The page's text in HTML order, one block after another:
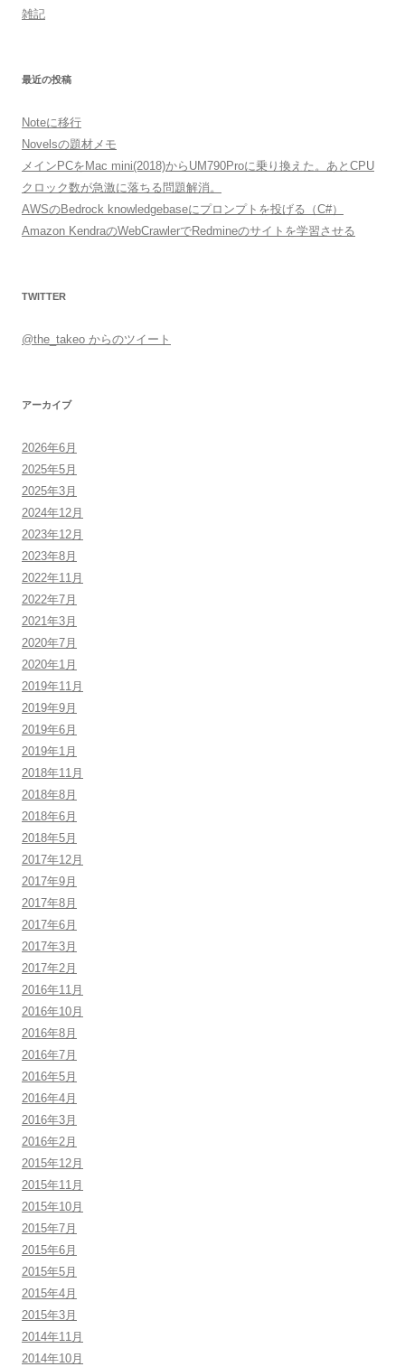
雑記
最近の投稿
Noteに移行
Novelsの題材メモ
メインPCをMac mini(2018)からUM790Proに乗り換えた。あとCPU
クロック数が急激に落ちる問題解消。
AWSのBedrock knowledgebaseにプロンプトを投げる（C#）
Amazon KendraのWebCrawlerでRedmineのサイトを学習させる
TWITTER
@the_takeo からのツイート
アーカイブ
2026年6月
2025年5月
2025年3月
2024年12月
2023年12月
2023年8月
2022年11月
2022年7月
2021年3月
2020年7月
2020年1月
2019年11月
2019年9月
2019年6月
2019年1月
2018年11月
2018年8月
2018年6月
2018年5月
2017年12月
2017年9月
2017年8月
2017年6月
2017年3月
2017年2月
2016年11月
2016年10月
2016年8月
2016年7月
2016年5月
2016年4月
2016年3月
2016年2月
2015年12月
2015年11月
2015年10月
2015年7月
2015年6月
2015年5月
2015年4月
2015年3月
2014年11月
2014年10月